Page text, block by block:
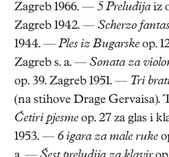
Zagreb 1966. — 5 Preludijaiz
Zagreb 1942. — Scherzo
1944. — Ples iz Bugarske op.
Zagreb s. a. — Sonata za
op. 39. Zagreb 1951. — Tri
(na stihove Drage Gervaisa).
Četiri pjesme op. 27 za glas i
1953. — 6 igara za male ruke